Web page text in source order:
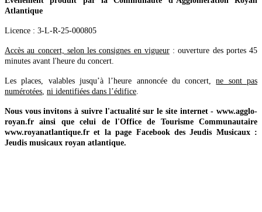
Atlantique
Licence : 3-L-R-25-000805
Accès au concert, selon les consignes en vigueur: ouverture des portes 45
minutes avant l'heure du concert.
Les places, valables jusqu’à l’heure annoncée du concert,ne sont pas
numérotées, ni identifiées dans l’édifice.
Nous vous invitons à suivre l'actualité sur le site internet - www.agglo-
royan.fr ainsi que celui de l'Office de Tourisme Communautaire
www.royanatlantique.fr et la page Facebook des Jeudis Musicaux :
Jeudis musicaux royan atlantique.